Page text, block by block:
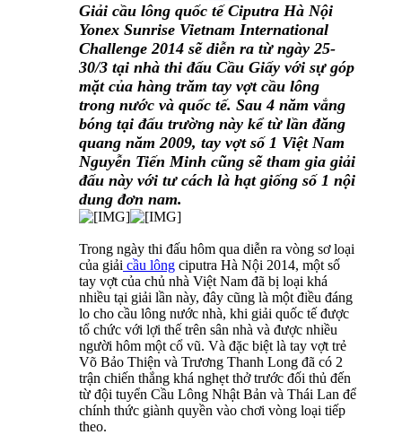
Giải cầu lông quốc tế Ciputra Hà Nội
Yonex Sunrise Vietnam International
Challenge 2014 sẽ diễn ra từ ngày 25-
30/3 tại nhà thi đấu Cầu Giấy với sự góp
mặt của hàng trăm tay vợt cầu lông
trong nước và quốc tế. Sau 4 năm vắng
bóng tại đấu trường này kể từ lần đăng
quang năm 2009, tay vợt số 1 Việt Nam
Nguyễn Tiến Minh cũng sẽ tham gia giải
đấu này với tư cách là hạt giống số 1 nội
dung đơn nam.
Trong ngày thi đấu hôm qua diễn ra vòng sơ loại
của giải cầu lông ciputra Hà Nội 2014, một số
tay vợt của chủ nhà Việt Nam đã bị loại khá
nhiều tại giải lần này, đây cũng là một điều đáng
lo cho cầu lông nước nhà, khi giải quốc tế được
tổ chức với lợi thế trên sân nhà và được nhiều
người hôm một cổ vũ. Và đặc biệt là tay vợt trẻ
Võ Bảo Thiện và Trương Thanh Long đã có 2
trận chiến thắng khá nghẹt thở trước đối thủ đến
từ đội tuyển Cầu Lông Nhật Bản và Thái Lan để
chính thức giành quyền vào chơi vòng loại tiếp
theo.